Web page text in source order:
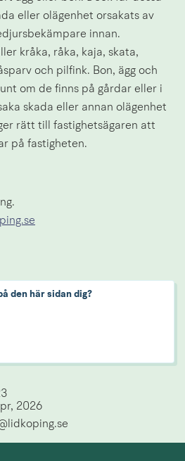
eller olägenhet orsakats av
innan.
kråka, råka, kaja, skata,
och pilfink. Bon, ägg och
om de finns på gårdar eller i
skada eller annan olägenhet
rätt till fastighetsägaren att
på fastigheten.
den här sidan dig?
2026